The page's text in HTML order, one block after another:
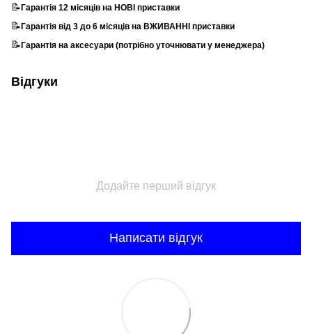
📝Гарантія 12 місяців на НОВІ приставки
📝Гарантія від 3 до 6 місяців на ВЖИВАННІ приставки
📝Гарантія на аксесуари (потрібно уточнювати у менеджера)
Відгуки
Додайте перший відгук
Написати відгук